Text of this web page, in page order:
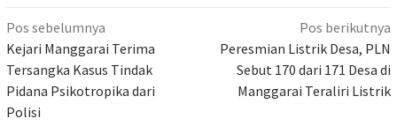
Navigasi
pos
Pos sebelumnya
Kejari Manggarai Terima
Tersangka Kasus Tindak
Pidana Psikotropika dari
Polisi
Pos berikutnya
Peresmian Listrik Desa, PLN
Sebut 170 dari 171 Desa di
Manggarai Teraliri Listrik